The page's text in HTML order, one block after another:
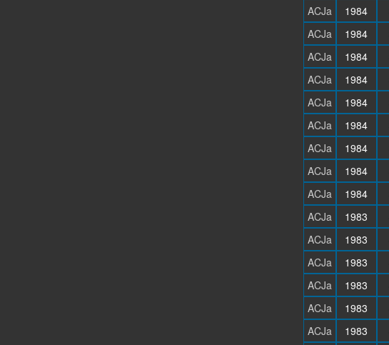
ACJa
1984
ACJa
1984
ACJa
1984
ACJa
1984
ACJa
1984
ACJa
1984
ACJa
1984
ACJa
1984
ACJa
1984
ACJa
1983
ACJa
1983
ACJa
1983
ACJa
1983
ACJa
1983
ACJa
1983